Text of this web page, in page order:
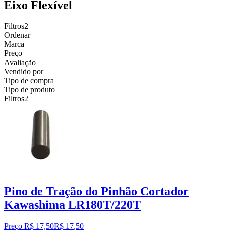
Eixo Flexível
Filtros2
Ordenar
Marca
Preço
Avaliação
Vendido por
Tipo de compra
Tipo de produto
Filtros2
Pino de Tração do Pinhão Cortador
Kawashima LR180T/220T
Preço R$ 17,50R$ 17,50